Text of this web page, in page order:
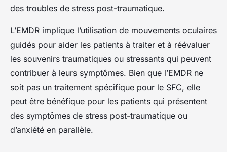
des troubles de stress post-traumatique.
L’EMDR implique l’utilisation de mouvements oculaires
guidés pour aider les patients à traiter et à réévaluer
les souvenirs traumatiques ou stressants qui peuvent
contribuer à leurs symptômes. Bien que l’EMDR ne
soit pas un traitement spécifique pour le SFC, elle
peut être bénéfique pour les patients qui présentent
des symptômes de stress post-traumatique ou
d’anxiété en parallèle.